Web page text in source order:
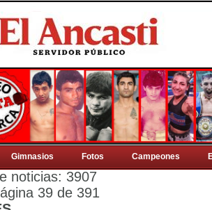
Gimnasios Fotos Campeones
noticias: 3907
39 de 391